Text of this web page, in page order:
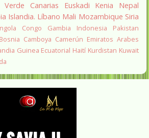
Verde Canarias Euskadi Kenia
Nepal
Islandia. Líbano Mali Mozambique Siria
Congo Gambia Indonesia
Pakistan
Bosnia Camboya Camerún Emiratos Arabes
Guinea Ecuatorial Haití Kurdistan Kuwait